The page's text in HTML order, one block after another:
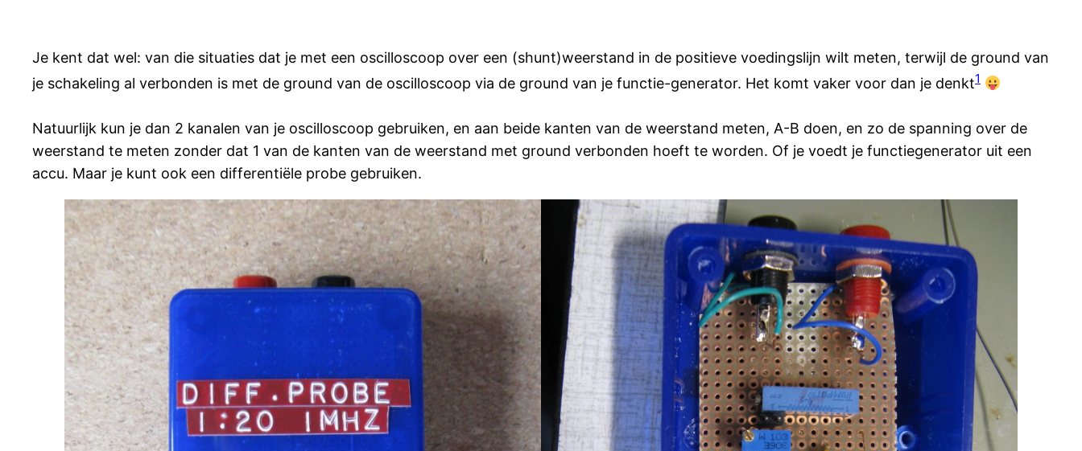
Je kent dat wel: van die situaties dat je met een oscilloscoop over een (shunt)weerstand in de positieve voedingslijn wilt meten, terwijl de ground van
je schakeling al verbonden is met de ground van de oscilloscoop via de ground van je functie-generator. Het komt vaker voor dan je denkt1
Natuurlijk kun je dan 2 kanalen van je oscilloscoop gebruiken, en aan beide kanten van de weerstand meten, A-B doen, en zo de spanning over de
weerstand te meten zonder dat 1 van de kanten van de weerstand met ground verbonden hoeft te worden. Of je voedt je functiegenerator uit een
accu. Maar je kunt ook een differentiële probe gebruiken.